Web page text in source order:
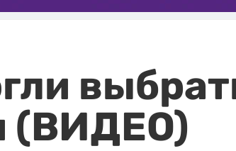
(ВИДЕО)